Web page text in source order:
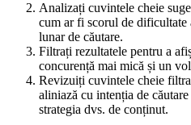
Analizați cuvintele cheie
cum ar fi scorul de
lunar de căutare.
Filtrați rezultatele pentru a
concurență mai mică și un
Revizuiți cuvintele cheie
aliniază cu intenția de
strategia dvs. de conținut.